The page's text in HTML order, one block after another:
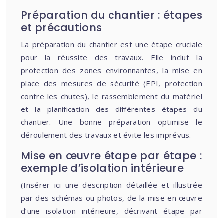
Préparation du chantier : étapes
et précautions
La préparation du chantier est une étape cruciale
pour la réussite des travaux. Elle inclut la
protection des zones environnantes, la mise en
place des mesures de sécurité (EPI, protection
contre les chutes), le rassemblement du matériel
et la planification des différentes étapes du
chantier. Une bonne préparation optimise le
déroulement des travaux et évite les imprévus.
Mise en œuvre étape par étape :
exemple d’isolation intérieure
(Insérer ici une description détaillée et illustrée
par des schémas ou photos, de la mise en œuvre
d’une isolation intérieure, décrivant étape par